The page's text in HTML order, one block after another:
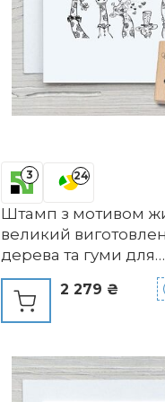
3 24
Штамп з мотивом
великий
дерева та гуми для
виготовлення
дерев'яний штамп,
тваринний штамп,
діти
2 279 ₴